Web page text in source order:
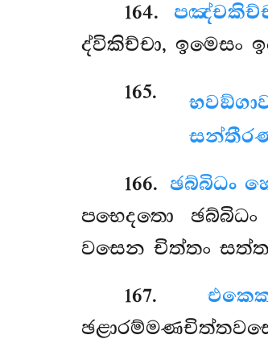
164.
ද්විකිච්චා, ඉමෙසං
165.
166. ඡබ්බිධං
පභෙදතො
වසෙන චිත්තං
167.